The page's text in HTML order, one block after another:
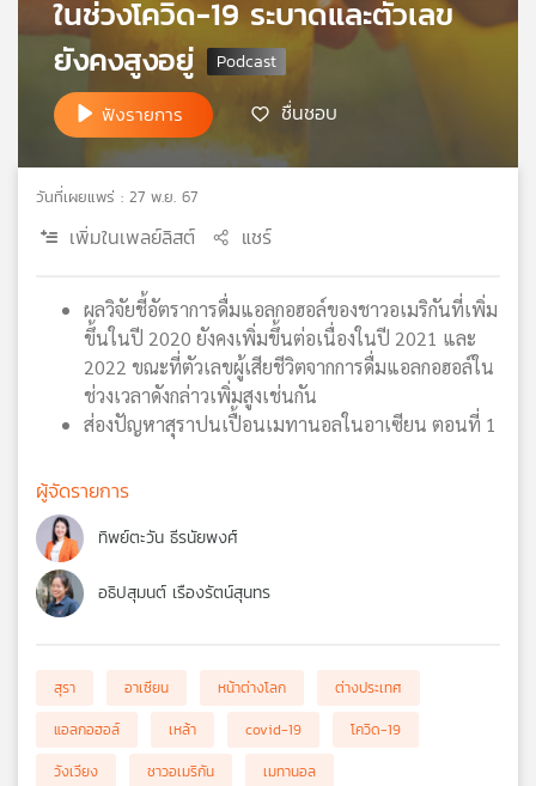
ไทย
แผนที่
วิทยุ
ในช่วงโควิด-19 ระบาดและตัวเลข
ยังคงสูงอยู่
ฟังรายการ ชื่นชอบ
วันที่เผยแพร่ : 27 พ.ย. 67
เพิ่มในเพลย์ลิสต์ แชร์
ผลวิจัยชี้อัตราการดื่มแอลกอฮอล์ของชาวอเมริกันที่เพิ่ม
ขึ้นในปี 2020 ยังคงเพิ่มขึ้นต่อเนื่องในปี 2021 และ
2022 ขณะที่ตัวเลขผู้เสียชีวิตจากการดื่มแอลกอฮอล์ใน
ช่วงเวลาดังกล่าวเพิ่มสูงเช่นกัน
ส่องปัญหาสุราปนเปื้อนเมทานอลในอาเซียน ตอนที่ 1
ผู้จัดรายการ
ทิพย์ตะวัน ธีรนัยพงศ์
อธิปสุมนต์ เรืองรัตน์สุนทร
สุรา อาเซียน หน้าต่างโลก
ต่างประเทศ
แอลกอฮอล์
เหล้า covid-19
โควิด-19
วังเวียง
ชาวอเมริกัน
เมทานอล